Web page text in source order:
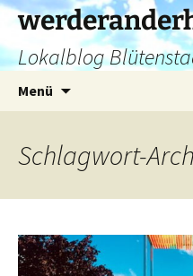
Zum
Inhalt
springen
Lokalblog
Menü
Schlagwort-